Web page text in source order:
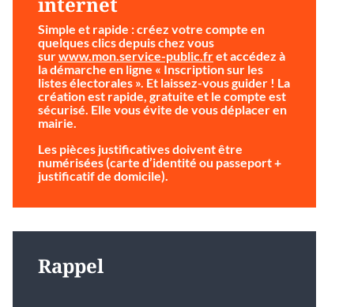
Simple et rapide : créez votre compte en
quelques clics depuis chez vous
surwww.mon.service-public.fret accédez à
la démarche en ligne « Inscription sur les
listes électorales ». Et laissez-vous guider ! La
création est rapide, gratuite et le compte est
sécurisé. Elle vous évite de vous déplacer en
mairie.
Les pièces justificatives doivent être
numérisées (carte d’identité ou passeport +
justificatif de domicile).
Rappel